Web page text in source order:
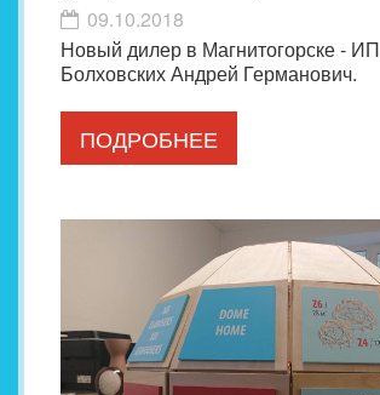
09.10.2018
Новый дилер в Магнитогорске - ИП
Болховских Андрей Германович.
ПОДРОБНЕЕ